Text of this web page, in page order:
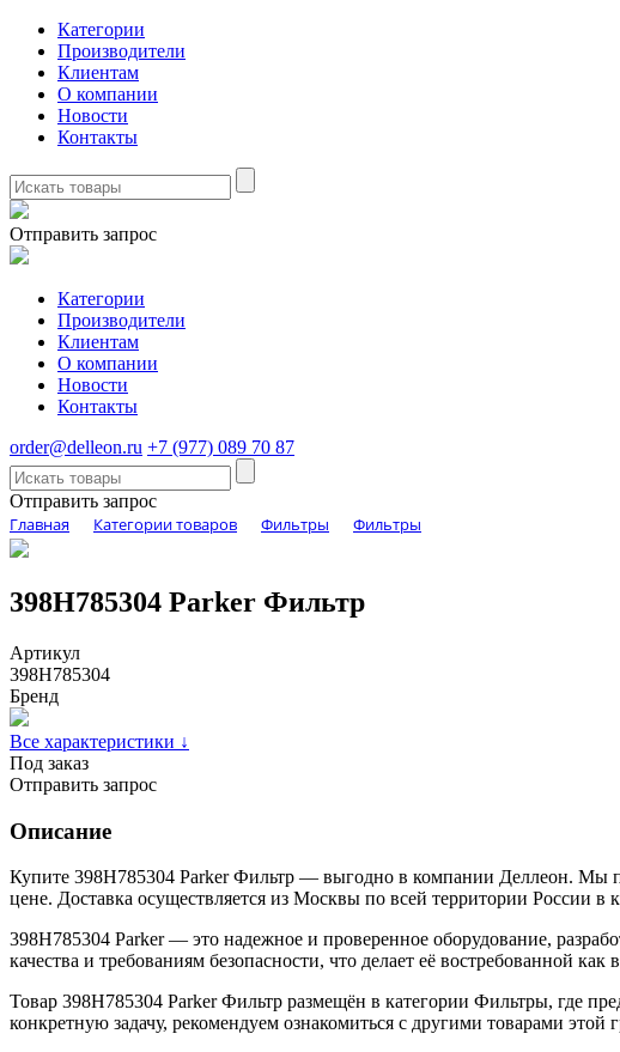
Категории
Производители
Клиентам
О компании
Новости
Контакты
Отправить запрос
Категории
Производители
Клиентам
О компании
Новости
Контакты
order@delleon.ru +7 (977) 089 70 87
Отправить запрос
Главная Категории товаров Фильтры Фильтры
398H785304 Parker Фильтр
Артикул
398H785304
Бренд
Все характеристики ↓
Под заказ
Отправить запрос
Описание
Купите 398H785304 Parker Фильтр — выгодно в компании Деллеон. Мы
цене. Доставка осуществляется из Москвы по всей территории России в
398H785304 Parker — это надежное и проверенное оборудование,
качества и требованиям безопасности, что делает её востребованной
Товар 398H785304 Parker Фильтр размещён в категории Фильтры, где
конкретную задачу, рекомендуем ознакомиться с другими товарами